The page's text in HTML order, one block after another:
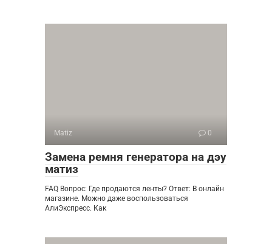
Matiz 0
Замена ремня генератора на дэу
матиз
FAQ Вопрос: Где продаются ленты? Ответ: В онлайн
магазине. Можно даже воспользоваться
АлиЭкспресс. Как